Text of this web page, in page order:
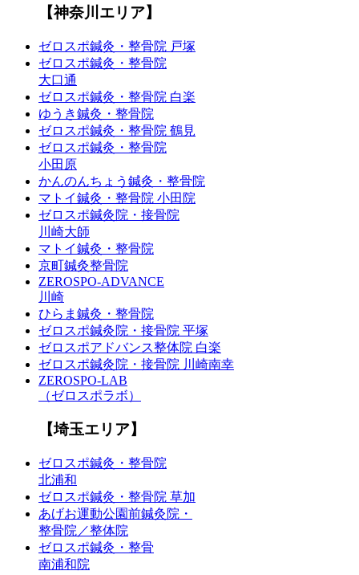
【神奈川エリア】
ゼロスポ鍼灸・整骨院 戸塚
ゼロスポ鍼灸・整骨院
大口通
ゼロスポ鍼灸・整骨院 白楽
ゆうき鍼灸・整骨院
ゼロスポ鍼灸・整骨院 鶴見
ゼロスポ鍼灸・整骨院
小田原
かんのんちょう鍼灸・整骨院
マトイ鍼灸・整骨院 小田院
ゼロスポ鍼灸院・接骨院
川崎大師
マトイ鍼灸・整骨院
京町鍼灸整骨院
ZEROSPO-ADVANCE
川崎
ひらま鍼灸・整骨院
ゼロスポ鍼灸院・接骨院 平塚
ゼロスポアドバンス整体院 白楽
ゼロスポ鍼灸院・接骨院 川崎南幸
ZEROSPO-LAB
（ゼロスポラボ）
【埼玉エリア】
ゼロスポ鍼灸・整骨院
北浦和
ゼロスポ鍼灸・整骨院 草加
あげお運動公園前鍼灸院・
整骨院／整体院
ゼロスポ鍼灸・整骨
南浦和院